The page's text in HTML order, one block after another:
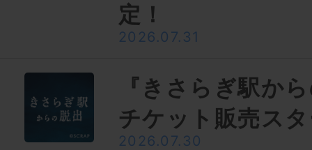
定！
2026.07.31
『きさらぎ駅か
チケット販売ス
2026.07.30